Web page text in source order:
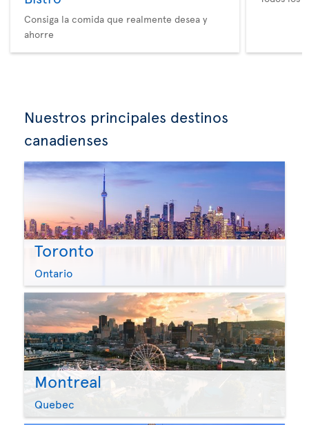
Consiga la comida que realmente desea y
ahorre
Nuestros principales destinos
canadienses
Toronto
Ontario
Montreal
Quebec